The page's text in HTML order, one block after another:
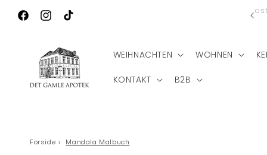
Direkt zum
InhaltFacebookInstagram
TikTok
Wilkommen zu Det Gamle Apotek
WEIHNACHTEN WOHNEN
KONTAKT B2B
Forside › Mandala Malbuch